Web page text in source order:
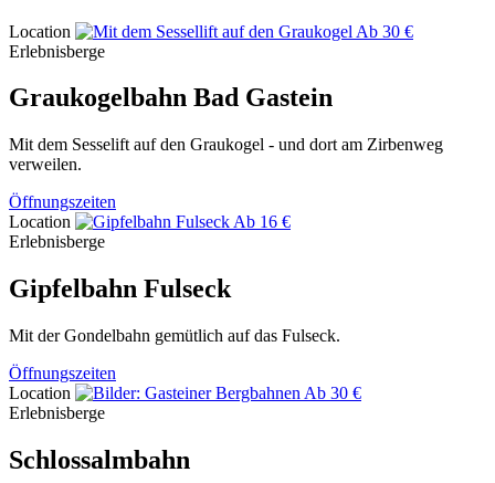
Location
Ab 30 €
Erlebnisberge
Graukogelbahn Bad Gastein
Mit dem Sesselift auf den Graukogel - und dort am Zirbenweg
verweilen.
Öffnungszeiten
Location
Ab 16 €
Erlebnisberge
Gipfelbahn Fulseck
Mit der Gondelbahn gemütlich auf das Fulseck.
Öffnungszeiten
Location
Ab 30 €
Erlebnisberge
Schlossalmbahn